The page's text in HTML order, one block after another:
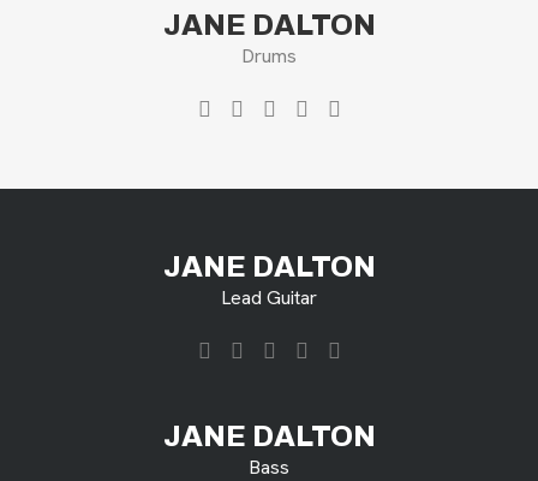
JANE DALTON
Drums
JANE DALTON
Lead Guitar
JANE DALTON
Bass